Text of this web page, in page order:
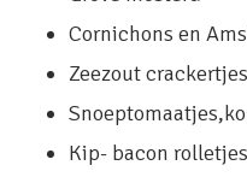
Cornichons en
Zeezout crackertjes
Kip- bacon